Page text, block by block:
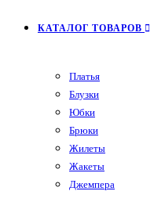
КАТАЛОГ ТОВАРОВ
Платья
Блузки
Юбки
Брюки
Жилеты
Жакеты
Джемпера